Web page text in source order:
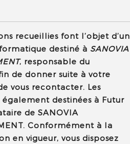
recueillies font l’objet d’un
destiné à SANOVIA
, responsable du
de donner suite à votre
vous recontacter. Les
destinées à Futur
de SANOVIA
Conformément à la
en vigueur, vous disposez